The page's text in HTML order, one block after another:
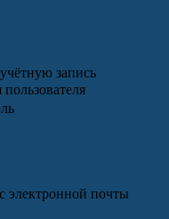
запись
электронной почты